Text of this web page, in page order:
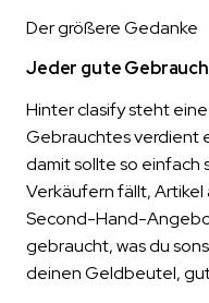
Der größere Gedanke
Jeder gute
Hinter clasify steht
Gebrauchtes verdient
damit sollte so einfach
Verkäufern fällt,
Second-Hand-
gebraucht, was du
deinen Geldbeutel,